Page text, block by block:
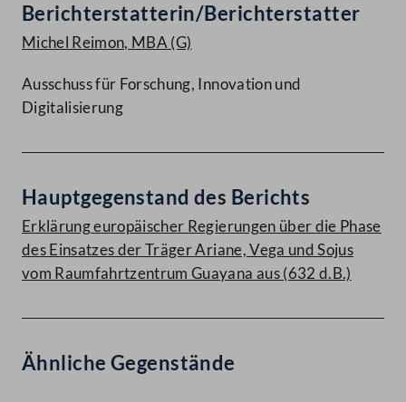
Berichterstatterin/Berichterstatter
Michel Reimon, MBA (G)
Ausschuss für Forschung, Innovation und
Digitalisierung
Hauptgegenstand des Berichts
Erklärung europäischer Regierungen über die Phase
des Einsatzes der Träger Ariane, Vega und Sojus
vom Raumfahrtzentrum Guayana aus (632 d.B.)
Ähnliche Gegenstände